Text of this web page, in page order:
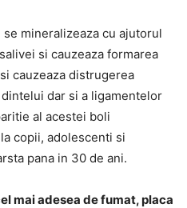
mineralizeaza cu ajutorul
si cauzeaza formarea
cauzeaza distrugerea
dar si a ligamentelor
al acestei boli
copii, adolescenti si
pana in 30 de ani.
mai adesea de fumat, placa